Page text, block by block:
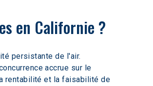
en Californie ?
persistante de l'air.
accrue sur le
rentabilité et la faisabilité de